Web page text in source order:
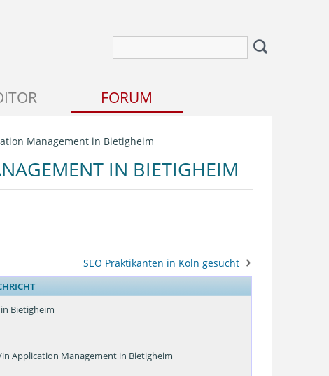
FORUM
Management in Bietigheim
IN BIETIGHEIM
SEO Praktikanten in Köln gesucht
Bietigheim
Application Management in Bietigheim